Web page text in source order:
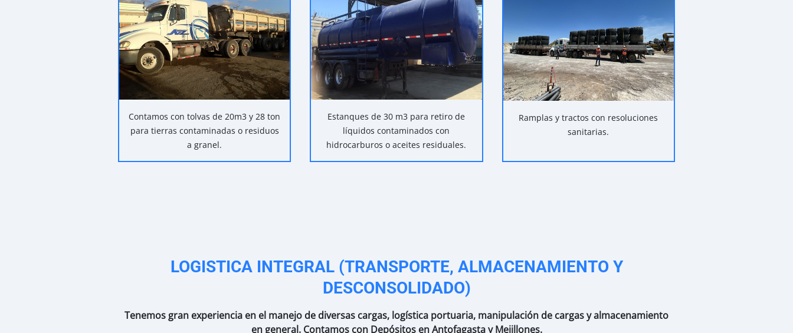
Contamos con tolvas de 20m3 y 28 ton
para tierras contaminadas o residuos
a granel.
Estanques de 30 m3 para retiro de
líquidos contaminados con
hidrocarburos o aceites residuales.
Ramplas y tractos con resoluciones
sanitarias.
LOGISTICA INTEGRAL (TRANSPORTE, ALMACENAMIENTO Y
DESCONSOLIDADO)
Tenemos gran experiencia en el manejo de diversas cargas, logística portuaria, manipulación de cargas y almacenamiento
en general. Contamos con Depósitos en Antofagasta y Mejillones.